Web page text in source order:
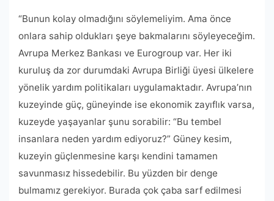
“Bunun kolay olmadığını söylemeliyim. Ama önce
onlara sahip oldukları şeye bakmalarını söyleyeceğim.
Avrupa Merkez Bankası ve Eurogroup var. Her iki
kuruluş da zor durumdaki Avrupa Birliği üyesi ülkelere
yönelik yardım politikaları uygulamaktadır. Avrupa’nın
kuzeyinde güç, güneyinde ise ekonomik zayıflık varsa,
kuzeyde yaşayanlar şunu sorabilir: “Bu tembel
insanlara neden yardım ediyoruz?” Güney kesim,
kuzeyin güçlenmesine karşı kendini tamamen
savunmasız hissedebilir. Bu yüzden bir denge
bulmamız gerekiyor. Burada çok çaba sarf edilmesi